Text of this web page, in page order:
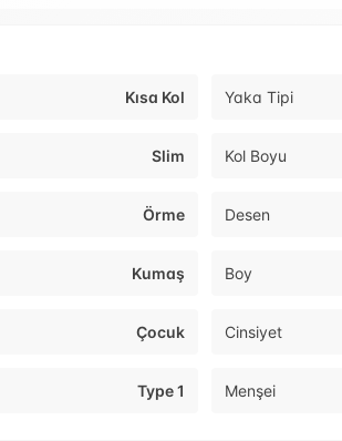
Kısa Kol Yaka Tipi
Slim Kol Boyu
Örme Desen
Kumaş Boy
Çocuk Cinsiyet
Type 1 Menşei